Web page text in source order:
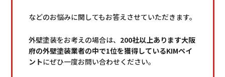
などのお悩みに関してもお答えさせていただきます。
外壁塗装をお考えの場合は、 200社以上あります大阪
府の外壁塗装業者の中で1位を獲得しているKIMペイ
ントにぜひ一度お問い合わせください。